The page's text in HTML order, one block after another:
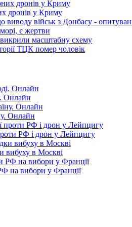
дронів у Криму
виводу військ з Донбасу -
є жертви
масштабну схему
ТЦК помер чоловік
Онлайн
Онлайн
РФ і дрон у Лейпцигу
вибуху в Москві
на вибори у Франції